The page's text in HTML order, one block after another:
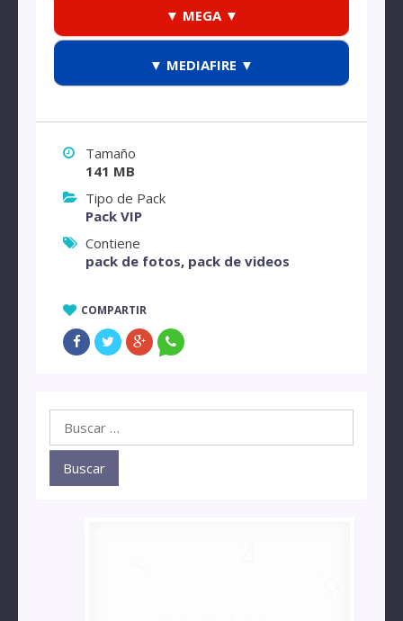
▼ MEGA ▼
▼ MEDIAFIRE ▼
Tamaño
141 MB
Tipo de Pack
Pack VIP
Contiene
pack de fotos, pack de videos
COMPARTIR